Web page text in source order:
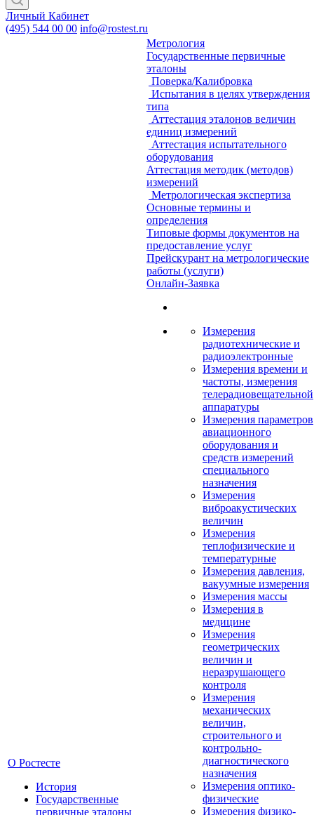
Личный Кабинет
(495) 544 00 00 info@rostest.ru
О Ростесте
История
Государственные
первичные эталоны
Метрология
Государственные первичные
эталоны
Поверка/Калибровка
Испытания в целях утверждения
типа
Аттестация эталонов величин
единиц измерений
Аттестация испытательного
оборудования
Аттестация методик (методов)
измерений
Метрологическая экспертиза
Основные термины и
определения
Типовые формы документов на
предоставление услуг
Прейскурант на метрологические
работы (услуги)
Онлайн-Заявка
Измерения
радиотехнические и
радиоэлектронные
Измерения времени и
частоты, измерения
телерадиовещательной
аппаратуры
Измерения параметров
авиационного
оборудования и
средств измерений
специального
назначения
Измерения
виброакустических
величин
Измерения
теплофизические и
температурные
Измерения давления,
вакуумные измерения
Измерения массы
Измерения в
медицине
Измерения
геометрических
величин и
неразрушающего
контроля
Измерения
механических
величин,
строительного и
контрольно-
диагностического
назначения
Измерения оптико-
физические
Измерения физико-